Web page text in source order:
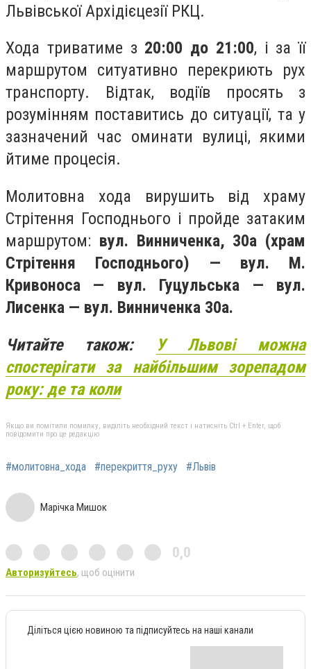
Львівської Архідієцезії РКЦ.
Хода триватиме з 20:00 до 21:00, і за її
маршрутом ситуативно перекриють рух
транспорту. Відтак, водіїв просять з
розумінням поставитись до ситуації, та у
зазначений час оминати вулиці, якими
йтиме процесія.
Молитовна хода вирушить від храму
Стрітення Господнього і пройде затаким
маршрутом: вул. Винниченка, 30а (храм
Стрітення Господнього) — вул. М.
Кривоноса — вул. Гуцульська — вул.
Лисенка — вул. Винниченка 30а.
Читайте також:
У Львові можна
спостерігати за найбільшим зорепадом
року: де та коли
Якщо ви помітили помилку, виділіть необхідний текст і натисніть Ctrl + Enter, щоб
повідомити про це редакцію
#молитовна_хода #перекриття_руху #Львів
Марічка Мишок
0,0
Авторизуйтесь, щоб оцінити
Діліться цією новиною та підписуйтесь на наші канали